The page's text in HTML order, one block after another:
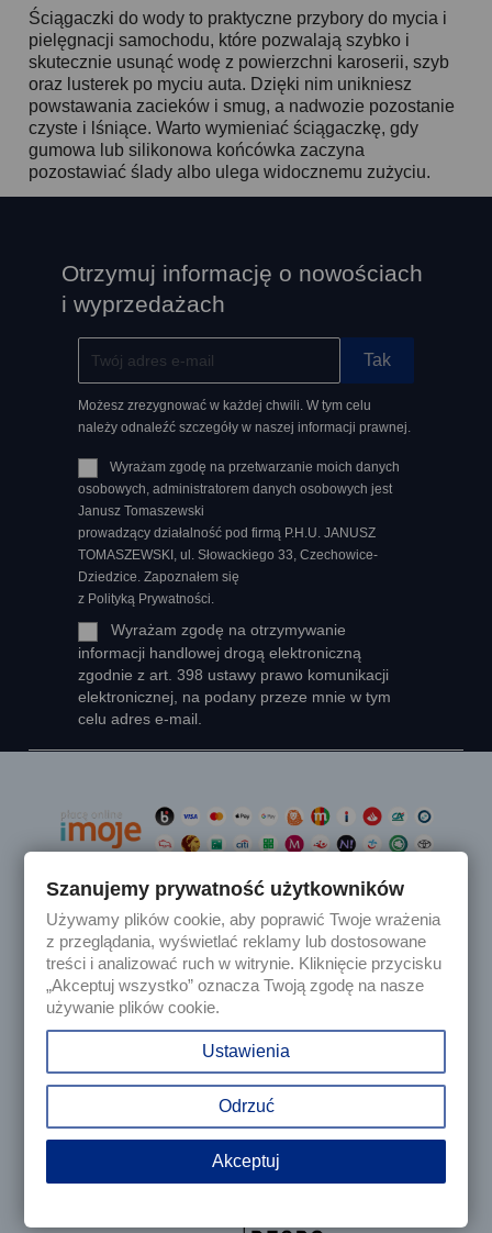
Ściągaczki do wody to praktyczne przybory do mycia i
pielęgnacji samochodu, które pozwalają szybko i
skutecznie usunąć wodę z powierzchni karoserii, szyb
oraz lusterek po myciu auta. Dzięki nim unikniesz
powstawania zacieków i smug, a nadwozie pozostanie
czyste i lśniące. Warto wymieniać ściągaczkę, gdy
gumowa lub silikonowa końcówka zaczyna
pozostawiać ślady albo ulega widocznemu zużyciu.
Otrzymuj informację o nowościach
i wyprzedażach
Możesz zrezygnować w każdej chwili. W tym celu
należy odnaleźć szczegóły w naszej informacji prawnej.
Wyrażam zgodę na przetwarzanie moich danych
osobowych, administratorem danych osobowych jest
Janusz Tomaszewski
prowadzący działalność pod firmą P.H.U. JANUSZ
TOMASZEWSKI, ul. Słowackiego 33, Czechowice-
Dziedzice. Zapoznałem się
z Polityką Prywatności.
Wyrażam zgodę na otrzymywanie
informacji handlowej drogą elektroniczną
zgodnie z art. 398 ustawy prawo komunikacji
elektronicznej, na podany przeze mnie w tym
celu adres e-mail.
Produkty 
Nasza firma 
© 2025 - Sklep internetowy Tomczesci.pl. Wszelkie prawa
Szanujemy prywatność użytkowników
Używamy plików cookie, aby poprawić Twoje wrażenia
z przeglądania, wyświetlać reklamy lub dostosowane
treści i analizować ruch w witrynie. Kliknięcie przycisku
„Akceptuj wszystko” oznacza Twoją zgodę na nasze
używanie plików cookie.
Ustawienia
Odrzuć
Akceptuj